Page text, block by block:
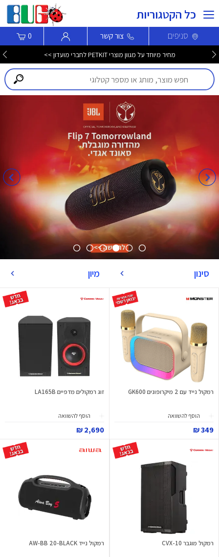
כל הקטגוריות
סניפים צור קשר 0
מחיר מיוחד על מגוון מוצרי PETKIT לחברי מועדון >>
סינון מיון
רמקול נייד עם 2 מיקרופונים GK600
הוסף להשוואה
349 ₪
זוג רמקולים מדפיים LA165B
הוסף להשוואה
2,690 ₪
רמקול מוגבר CVX-10 רמקול נייד AW-BB 20-BLACK